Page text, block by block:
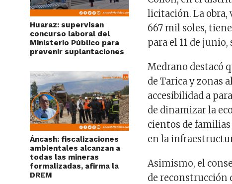
Huaraz: supervisan
concurso laboral del
Ministerio Público para
prevenir suplantaciones
Áncash: fiscalizaciones
ambientales alcanzan a
todas las mineras
formalizadas, afirma la
DREM
licitación. La obra,
667 mil soles,
para el 11 de
Medrano destacó
de Tarica y zonas
accesibilidad a
de dinamizar la
cientos de
en la
Asimismo, el
de reconstrucción